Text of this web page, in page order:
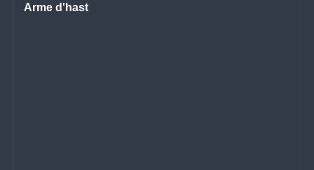
Arme d'hast